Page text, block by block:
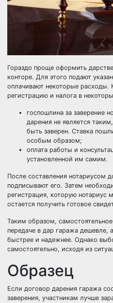
Гораздо проще оформить
конторе. Для этого подают
оплачивают некоторые расходы.
регистрацию и налога в
госпошлина за заверение
дарения не является
быть заверен. Ставка
особым образом;
оплата работы и
установленной им самим.
После составления нотариусом
подписывают его. Затем
регистрация, которую нотариус
остается получить готовое
Таким образом,
передаче в дар гаража дешевле,
быстрее и надежнее. Однако
самостоятельно, исходя из
Образец
Если договор дарения гаража
заверения, участникам лучше